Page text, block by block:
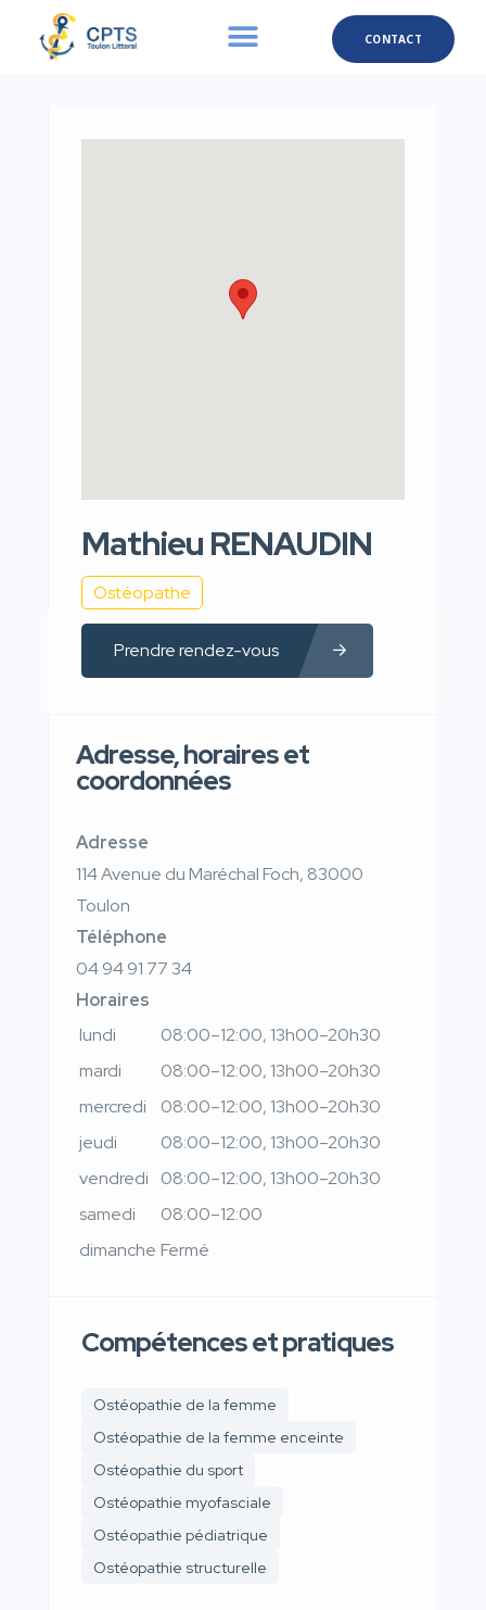
CONTACT
Mathieu RENAUDIN
Ostéopathe
Prendre rendez-vous
Adresse, horaires et
coordonnées
Adresse
114 Avenue du Maréchal Foch, 83000
Toulon
Téléphone
04 94 91 77 34
Horaires
lundi
08:00–12:00, 13h00–20h30
mardi
08:00–12:00, 13h00–20h30
mercredi
08:00–12:00, 13h00–20h30
jeudi
08:00–12:00, 13h00–20h30
vendredi
08:00–12:00, 13h00–20h30
samedi
08:00–12:00
dimanche Fermé
Compétences et pratiques
Ostéopathie de la femme
Ostéopathie de la femme enceinte
Ostéopathie du sport
Ostéopathie myofasciale
Ostéopathie pédiatrique
Ostéopathie structurelle